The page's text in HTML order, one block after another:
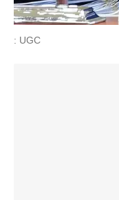
: UGC